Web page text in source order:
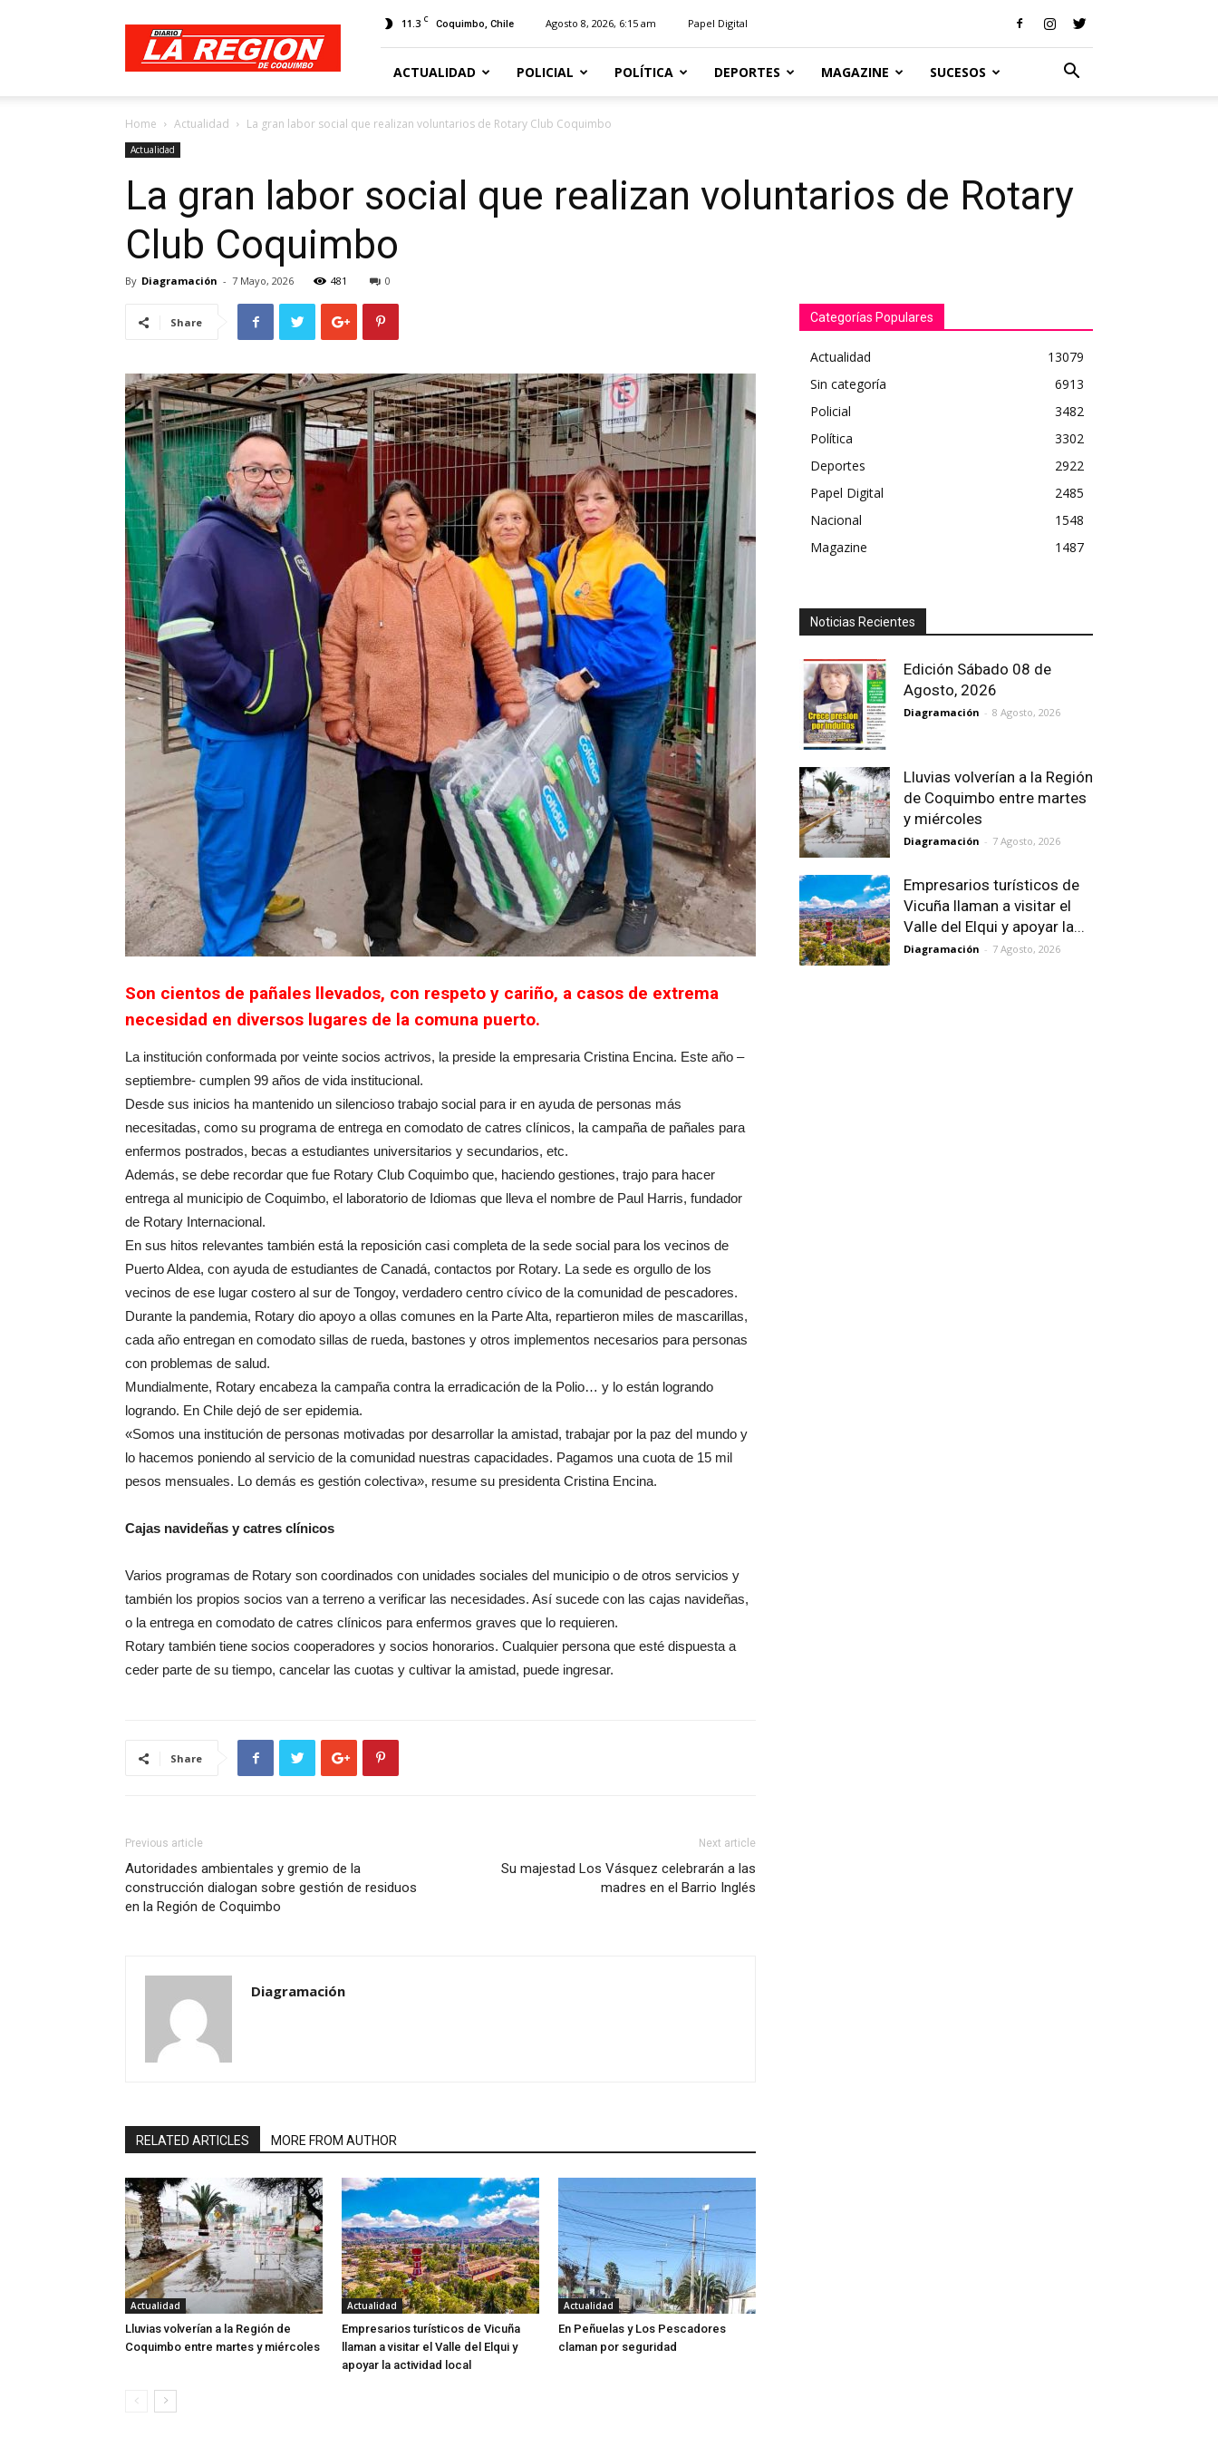
Diario
Región
11.3 C Coquimbo, Chile Agosto 8, 2026, 6:15 am Papel Digital
ACTUALIDAD POLICIAL POLÍTICA DEPORTES MAGAZINE SUCESOS
Home Actualidad La gran labor social que realizan voluntarios de Rotary Club Coquimbo
Actualidad
La gran labor social que realizan voluntarios de Rotary
Club Coquimbo
By Diagramación - 7 Mayo, 2026 481 0
Share
Son cientos de pañales llevados, con respeto y cariño, a casos de extrema
necesidad en diversos lugares de la comuna puerto.
La institución conformada por veinte socios actrivos, la preside la empresaria Cristina Encina. Este año –
septiembre- cumplen 99 años de vida institucional.
Desde sus inicios ha mantenido un silencioso trabajo social para ir en ayuda de personas más
necesitadas, como su programa de entrega en comodato de catres clínicos, la campaña de pañales para
enfermos postrados, becas a estudiantes universitarios y secundarios, etc.
Además, se debe recordar que fue Rotary Club Coquimbo que, haciendo gestiones, trajo para hacer
entrega al municipio de Coquimbo, el laboratorio de Idiomas que lleva el nombre de Paul Harris, fundador
de Rotary Internacional.
En sus hitos relevantes también está la reposición casi completa de la sede social para los vecinos de
Puerto Aldea, con ayuda de estudiantes de Canadá, contactos por Rotary. La sede es orgullo de los
vecinos de ese lugar costero al sur de Tongoy, verdadero centro cívico de la comunidad de pescadores.
Durante la pandemia, Rotary dio apoyo a ollas comunes en la Parte Alta, repartieron miles de mascarillas,
cada año entregan en comodato sillas de rueda, bastones y otros implementos necesarios para personas
con problemas de salud.
Mundialmente, Rotary encabeza la campaña contra la erradicación de la Polio… y lo están logrando
logrando. En Chile dejó de ser epidemia.
«Somos una institución de personas motivadas por desarrollar la amistad, trabajar por la paz del mundo y
lo hacemos poniendo al servicio de la comunidad nuestras capacidades. Pagamos una cuota de 15 mil
pesos mensuales. Lo demás es gestión colectiva», resume su presidenta Cristina Encina.
Cajas navideñas y catres clínicos
Varios programas de Rotary son coordinados con unidades sociales del municipio o de otros servicios y
también los propios socios van a terreno a verificar las necesidades. Así sucede con las cajas navideñas,
o la entrega en comodato de catres clínicos para enfermos graves que lo requieren.
Rotary también tiene socios cooperadores y socios honorarios. Cualquier persona que esté dispuesta a
ceder parte de su tiempo, cancelar las cuotas y cultivar la amistad, puede ingresar.
Share
Previous article
Autoridades ambientales y gremio de la
construcción dialogan sobre gestión de residuos
en la Región de Coquimbo
Next article
Su majestad Los Vásquez celebrarán a las
madres en el Barrio Inglés
Diagramación
RELATED ARTICLES MORE FROM AUTHOR
Actualidad
Lluvias volverían a la Región de
Coquimbo entre martes y miércoles
Actualidad
Empresarios turísticos de Vicuña
llaman a visitar el Valle del Elqui y
apoyar la actividad local
Actualidad
En Peñuelas y Los Pescadores
claman por seguridad
Categorías Populares
Actualidad
13079
Sin categoría
6913
Policial
3482
Política
3302
Deportes
2922
Papel Digital
2485
Nacional
1548
Magazine
1487
Noticias Recientes
Edición Sábado 08 de
Agosto, 2026
Diagramación - 8 Agosto, 2026
Lluvias volverían a la Región
de Coquimbo entre martes
y miércoles
Diagramación - 7 Agosto, 2026
Empresarios turísticos de
Vicuña llaman a visitar el
Valle del Elqui y apoyar la...
Diagramación - 7 Agosto, 2026